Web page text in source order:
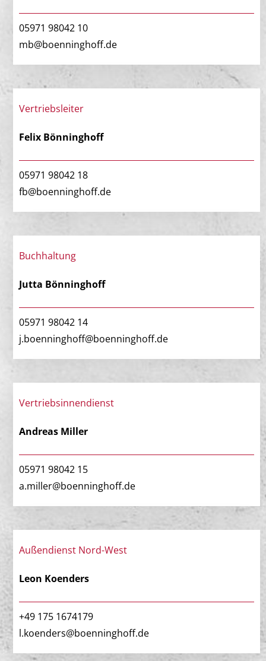
05971 98042 10
mb@boenninghoff.de
Vertriebsleiter
Felix Bönninghoff
05971 98042 18
fb@boenninghoff.de
Buchhaltung
Jutta Bönninghoff
05971 98042 14
j.boenninghoff@boenninghoff.de
Vertriebsinnendienst
Andreas Miller
05971 98042 15
a.miller@boenninghoff.de
Außendienst Nord-West
Leon Koenders
+49 175 1674179
l.koenders@boenninghoff.de